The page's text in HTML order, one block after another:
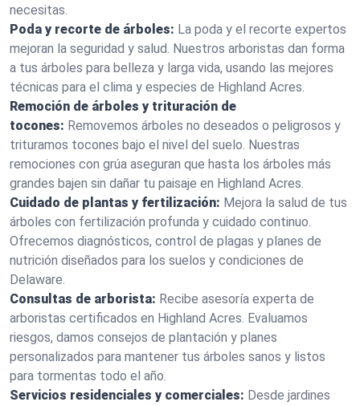
necesitas.
Poda y recorte de árboles: La poda y el recorte expertos
mejoran la seguridad y salud. Nuestros arboristas dan forma
a tus árboles para belleza y larga vida, usando las mejores
técnicas para el clima y especies de Highland Acres.
Remoción de árboles y trituración de
tocones: Removemos árboles no deseados o peligrosos y
trituramos tocones bajo el nivel del suelo. Nuestras
remociones con grúa aseguran que hasta los árboles más
grandes bajen sin dañar tu paisaje en Highland Acres.
Cuidado de plantas y fertilización: Mejora la salud de tus
árboles con fertilización profunda y cuidado continuo.
Ofrecemos diagnósticos, control de plagas y planes de
nutrición diseñados para los suelos y condiciones de
Delaware.
Consultas de arborista: Recibe asesoría experta de
arboristas certificados en Highland Acres. Evaluamos
riesgos, damos consejos de plantación y planes
personalizados para mantener tus árboles sanos y listos
para tormentas todo el año.
Servicios residenciales y comerciales: Desde jardines